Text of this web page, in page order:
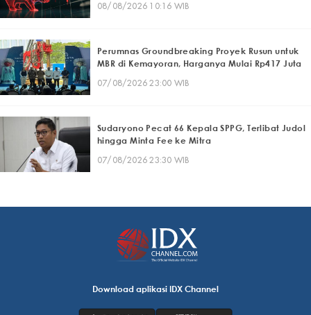
08/08/2026 10:16 WIB
Perumnas Groundbreaking Proyek Rusun untuk
MBR di Kemayoran, Harganya Mulai Rp417 Juta
07/08/2026 23:00 WIB
Sudaryono Pecat 66 Kepala SPPG, Terlibat Judol
hingga Minta Fee ke Mitra
07/08/2026 23:30 WIB
Download aplikasi IDX Channel